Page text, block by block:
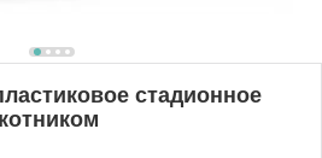
стадионное